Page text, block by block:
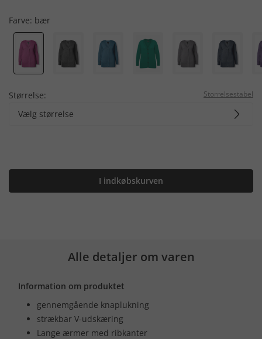
Farve: bær
Størrelse: Storrelsestabel
Vælg størrelse
I indkøbskurven
Alle detaljer om varen
Information om produktet
gennemgående knaplukning
strækbar V-udskæring
Lange ærmer med ribkanter